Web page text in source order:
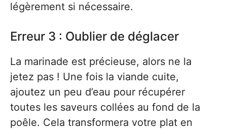
légèrement si nécessaire.
Erreur 3 : Oublier de déglacer
La marinade est précieuse, alors ne la
jetez pas ! Une fois la viande cuite,
ajoutez un peu d’eau pour récupérer
toutes les saveurs collées au fond de la
poêle. Cela transformera votre plat en